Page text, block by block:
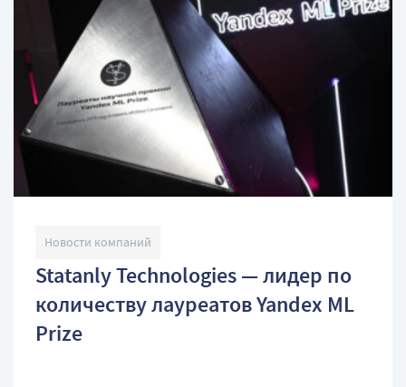
Новости компаний
Statanly Technologies — лидер по
количеству лауреатов Yandex ML
Prize